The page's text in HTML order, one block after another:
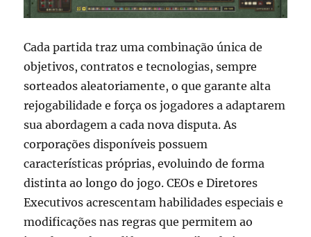
Cada partida traz uma combinação única de
objetivos, contratos e tecnologias, sempre
sorteados aleatoriamente, o que garante alta
rejogabilidade e força os jogadores a adaptarem
sua abordagem a cada nova disputa. As
corporações disponíveis possuem
características próprias, evoluindo de forma
distinta ao longo do jogo. CEOs e Diretores
Executivos acrescentam habilidades especiais e
modificações nas regras que permitem ao